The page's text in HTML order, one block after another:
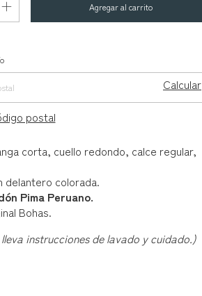
el CP:
Calcular
postal
corta, cuello redondo, calce regular,
delantero colorada.
Pima Peruano.
Bohas.
instrucciones de lavado y cuidado.)